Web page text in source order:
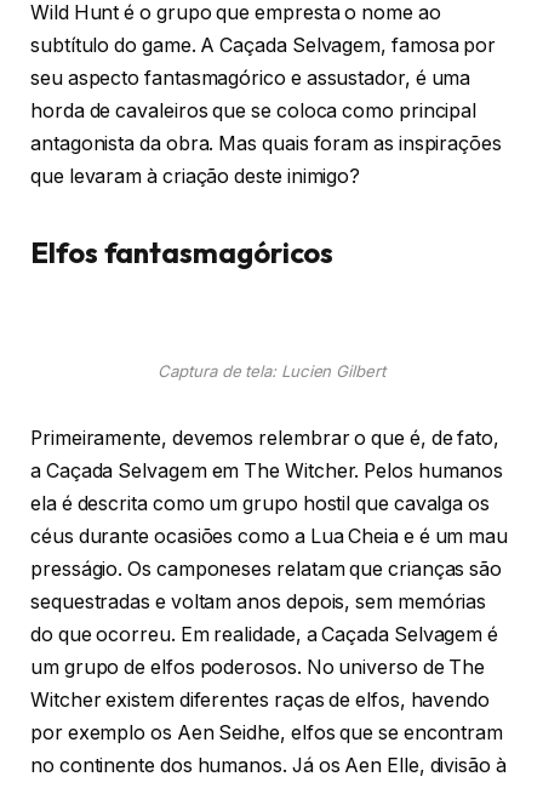
Wild Hunt é o grupo que empresta o nome ao
subtítulo do game. A Caçada Selvagem, famosa por
seu aspecto fantasmagórico e assustador, é uma
horda de cavaleiros que se coloca como principal
antagonista da obra. Mas quais foram as inspirações
que levaram à criação deste inimigo?
Elfos fantasmagóricos
Captura de tela: Lucien Gilbert
Primeiramente, devemos relembrar o que é, de fato,
a Caçada Selvagem em The Witcher. Pelos humanos
ela é descrita como um grupo hostil que cavalga os
céus durante ocasiões como a Lua Cheia e é um mau
presságio. Os camponeses relatam que crianças são
sequestradas e voltam anos depois, sem memórias
do que ocorreu. Em realidade, a Caçada Selvagem é
um grupo de elfos poderosos. No universo de The
Witcher existem diferentes raças de elfos, havendo
por exemplo os Aen Seidhe, elfos que se encontram
no continente dos humanos. Já os Aen Elle, divisão à